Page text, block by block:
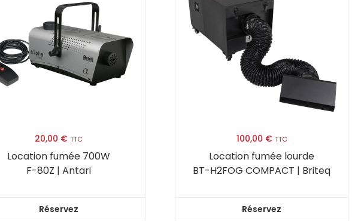
20,00 € TTC
Location fumée 700W
F-80Z | Antari
Réservez
100,00 € TTC
Location fumée lourde
BT-H2FOG COMPACT | Briteq
Réservez